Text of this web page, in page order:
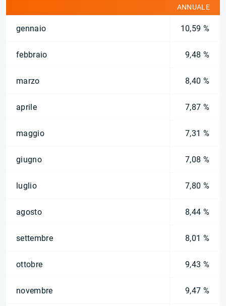
ANNUALE
gennaio 10,59 %
febbraio 9,48 %
marzo 8,40 %
aprile 7,87 %
maggio 7,31 %
giugno 7,08 %
luglio 7,80 %
agosto 8,44 %
settembre 8,01 %
ottobre 9,43 %
novembre 9,47 %